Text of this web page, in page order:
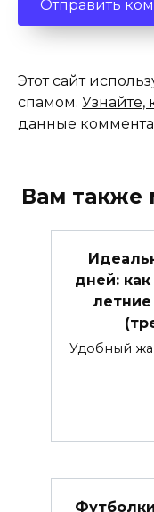
Этот сайт
спамом. Узнайте,
данные
Вам также
дней: как
Удобный